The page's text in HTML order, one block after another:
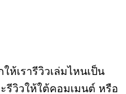
เรารีวิวเล่มไหนเป็น
รีวิวให้ใต้คอมเมนต์ หรือ